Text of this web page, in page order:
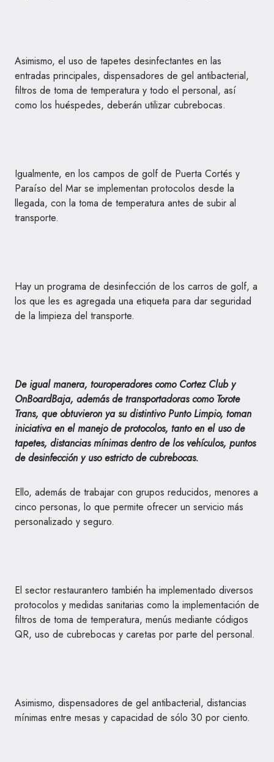
Asimismo, el uso de tapetes desinfectantes en las
entradas principales, dispensadores de gel antibacterial,
filtros de toma de temperatura y todo el personal, así
como los huéspedes, deberán utilizar cubrebocas.
Igualmente, en los campos de golf de Puerta Cortés y
Paraíso del Mar se implementan protocolos desde la
llegada, con la toma de temperatura antes de subir al
transporte.
Hay un programa de desinfección de los carros de golf, a
los que les es agregada una etiqueta para dar seguridad
de la limpieza del transporte.
De igual manera, touroperadores como Cortez Club y
OnBoardBaja, además de transportadoras como Torote
Trans, que obtuvieron ya su distintivo Punto Limpio, toman
iniciativa en el manejo de protocolos, tanto en el uso de
tapetes, distancias mínimas dentro de los vehículos, puntos
de desinfección y uso estricto de cubrebocas.
Ello, además de trabajar con grupos reducidos, menores a
cinco personas, lo que permite ofrecer un servicio más
personalizado y seguro.
El sector restaurantero también ha implementado diversos
protocolos y medidas sanitarias como la implementación de
filtros de toma de temperatura, menús mediante códigos
QR, uso de cubrebocas y caretas por parte del personal.
Asimismo, dispensadores de gel antibacterial, distancias
mínimas entre mesas y capacidad de sólo 30 por ciento.